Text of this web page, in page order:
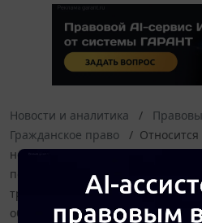
Новости и аналитика
Гражданское право
недвижимости линия
под землей, или нет (ЛЭП
трансформаторным станциям и
обеспечения электроэнергией